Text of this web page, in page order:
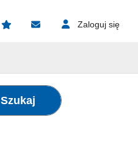
Zaloguj się
Szukaj